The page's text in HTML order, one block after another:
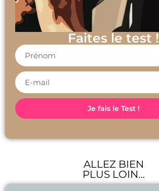
Faites le test !
Je fais le Test !
ALLEZ BIEN
PLUS LOIN…